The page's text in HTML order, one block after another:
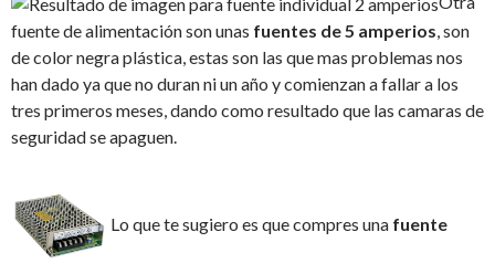
fuente de alimentación son unas fuentes de 5 amperios, son
de color negra plástica, estas son las que mas problemas nos
han dado ya que no duran ni un año y comienzan a fallar a los
tres primeros meses, dando como resultado que las camaras de
seguridad se apaguen.
Lo que te sugiero es que compres una fuente